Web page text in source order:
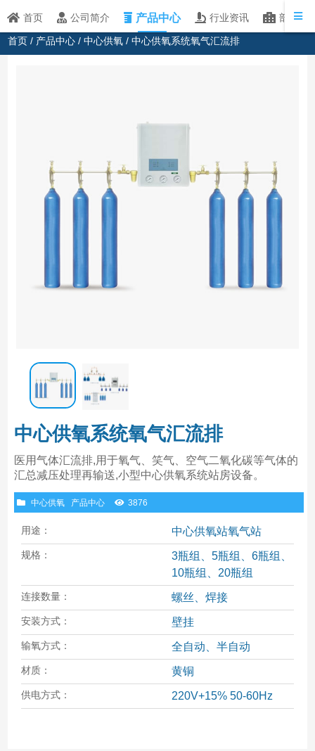
首页 公司简介 产品中心 行业资讯 部分客
首页 / 产品中心 /中心供氧 / 中心供氧系统氧气汇流排
中心供氧系统氧气汇流排
医用气体汇流排,用于氧气、笑气、空气二氧化碳等气体的
汇总减压处理再输送,小型中心供氧系统站房设备。
中心供氧 产品中心 3876
用途： 中心供氧站氧气站
规格：
3瓶组、5瓶组、6瓶组、
10瓶组、20瓶组
连接数量： 螺丝、焊接
安装方式： 壁挂
输氧方式： 全自动、半自动
材质： 黄铜
供电方式： 220V+15% 50-60Hz